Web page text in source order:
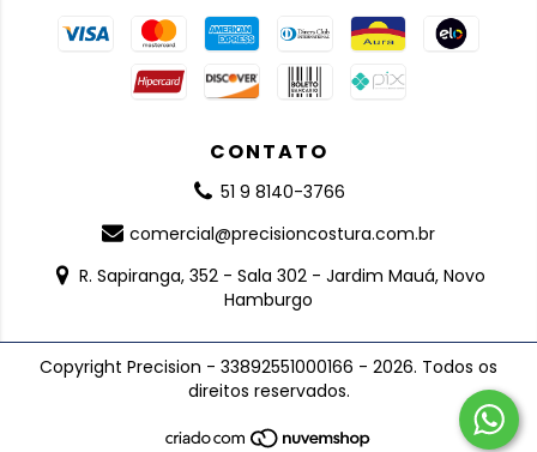
CONTATO
51 9 8140-3766
comercial@precisioncostura.com.br
R. Sapiranga, 352 - Sala 302 - Jardim Mauá, Novo
Hamburgo
Copyright Precision - 33892551000166 - 2026. Todos os
direitos reservados.